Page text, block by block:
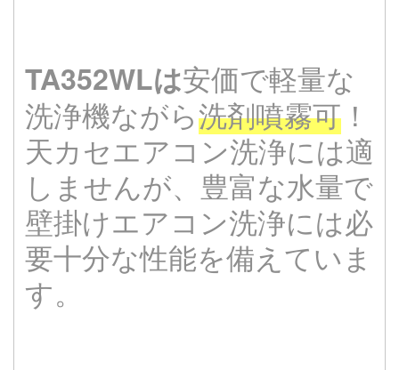
TA352WLは安価で軽量な
洗浄機ながら洗剤噴霧可 ！
天カセエアコン洗浄には適
しませんが、豊富な水量で
壁掛けエアコン洗浄には必
要十分な性能を備えていま
す。